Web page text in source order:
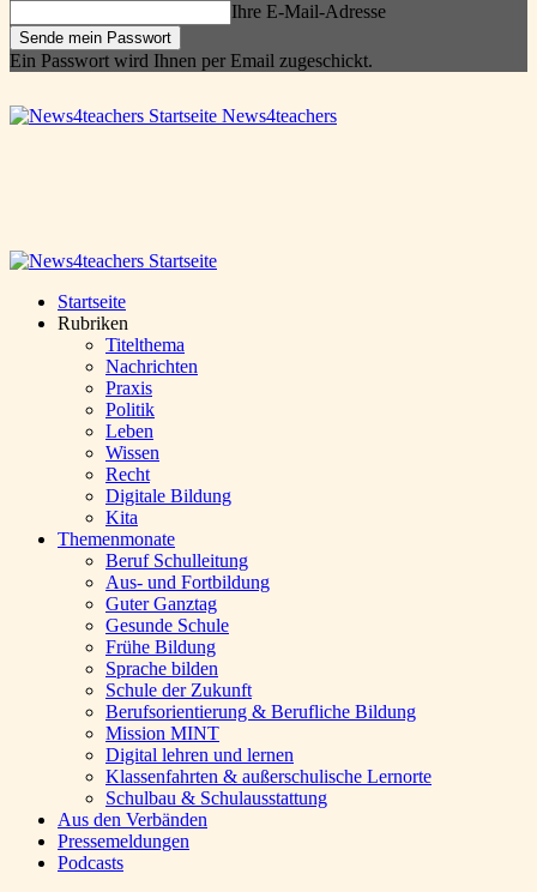
Ihre E-Mail-Adresse
Ein Passwort wird Ihnen per Email zugeschickt.
News4teachers
Startseite
Rubriken
Titelthema
Nachrichten
Praxis
Politik
Leben
Wissen
Recht
Digitale Bildung
Kita
Themenmonate
Beruf Schulleitung
Aus- und Fortbildung
Guter Ganztag
Gesunde Schule
Frühe Bildung
Sprache bilden
Schule der Zukunft
Berufsorientierung & Berufliche Bildung
Mission MINT
Digital lehren und lernen
Klassenfahrten & außerschulische Lernorte
Schulbau & Schulausstattung
Aus den Verbänden
Pressemeldungen
Podcasts